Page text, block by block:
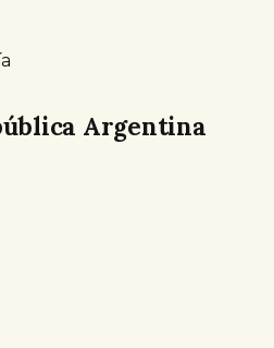
Argentina